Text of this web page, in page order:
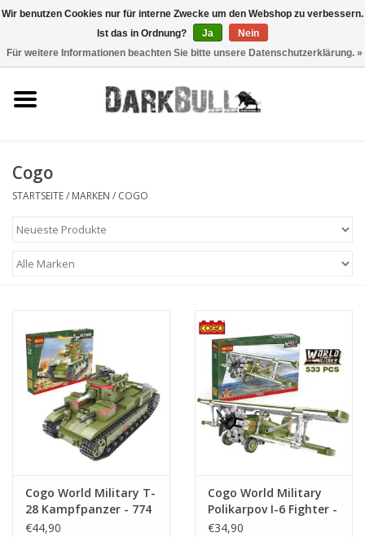
Schiesstraining
taktische Ausrüstung
Optiken & Laser
Marken
Cogo
STARTSEITE/ MARKEN / COGO
Cogo World Military T-
28 Kampfpanzer - 774
Teile
€44,90
Cogo World Military
Polikarpov I-6 Fighter -
533 Teile
€34,90
Wir benutzen Cookies nur für interne Zwecke um den Webshop zu verbessern.
Ist das in Ordnung?
Ja
Nein
Für weitere Informationen beachten Sie bitte unsere Datenschutzerklärung. »